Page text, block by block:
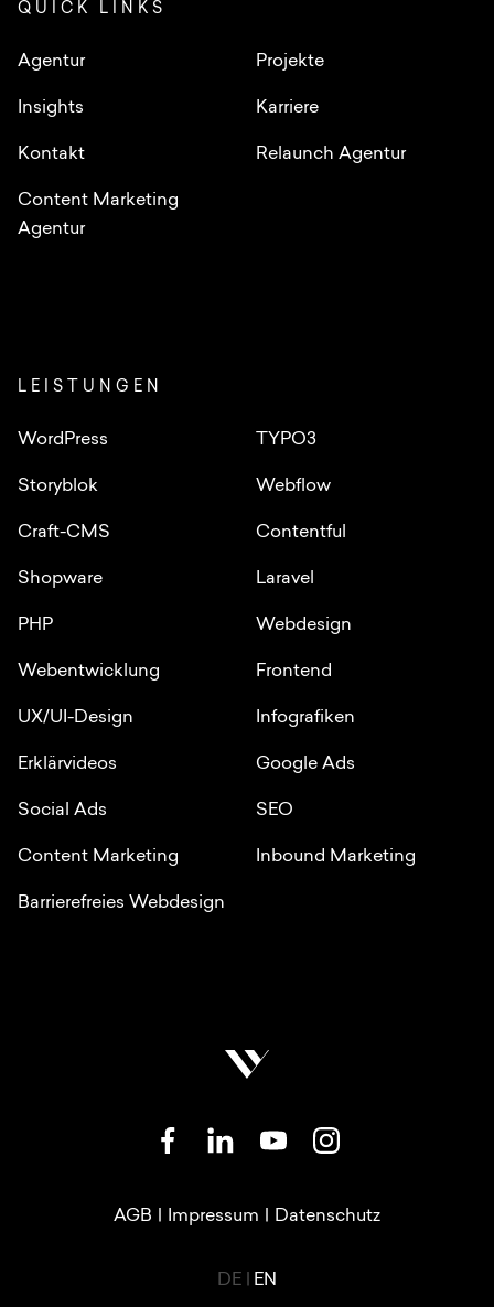
LEISTUNGEN
WordPress TYPO3
Storyblok Webflow
Craft-CMS Contentful
Shopware Laravel
PHP Webdesign
Webentwicklung Frontend
UX/UI-Design Infografiken
Erklärvideos Google Ads
Social Ads SEO
Content Marketing Inbound Marketing
Barrierefreies Webdesign
QUICK LINKS
Agentur Projekte
Insights Karriere
Kontakt Relaunch Agentur
Content Marketing
Agentur
SOZIALE NETZWERKE
RECHTLICHE LINKS
AGB Impressum Datenschutz
LANGUAGE SWITCHER
DE EN